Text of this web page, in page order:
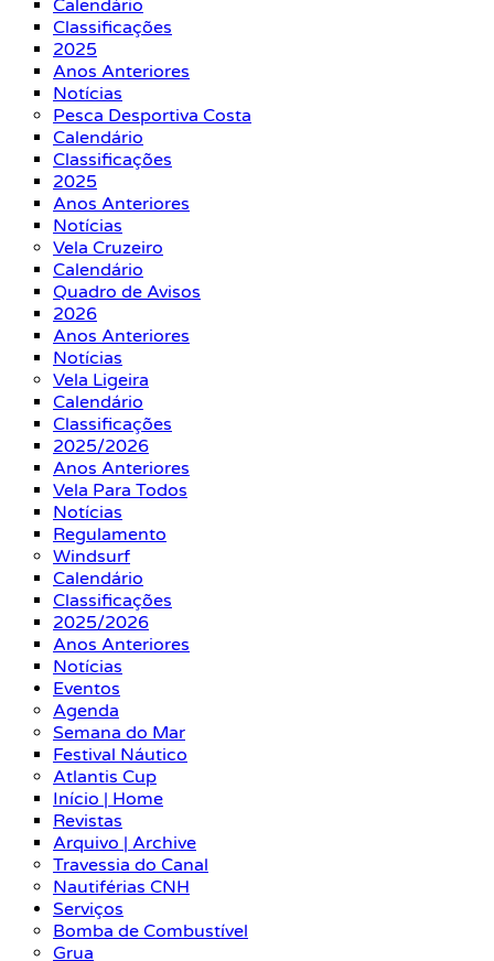
Calendário
Classificações
2025
Anos Anteriores
Notícias
Pesca Desportiva Costa
Calendário
Classificações
2025
Anos Anteriores
Notícias
Vela Cruzeiro
Calendário
Quadro de Avisos
2026
Anos Anteriores
Notícias
Vela Ligeira
Calendário
Classificações
2025/2026
Anos Anteriores
Vela Para Todos
Notícias
Regulamento
Windsurf
Calendário
Classificações
2025/2026
Anos Anteriores
Notícias
Eventos
Agenda
Semana do Mar
Festival Náutico
Atlantis Cup
Início | Home
Revistas
Arquivo | Archive
Travessia do Canal
Nautiférias CNH
Serviços
Bomba de Combustível
Grua